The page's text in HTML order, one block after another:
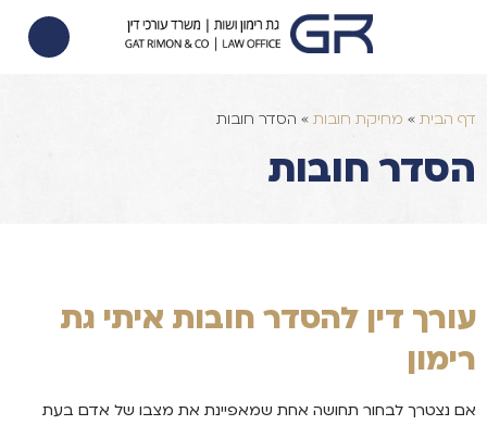
דף הבית » מחיקת חובות » הסדר חובות
הסדר חובות
עורך דין להסדר חובות איתי גת
רימון
אם נצטרך לבחור תחושה אחת שמאפיינת את מצבו של אדם בעת